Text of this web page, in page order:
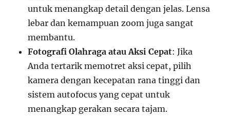
untuk menangkap detail dengan jelas. Lensa
lebar dan kemampuan zoom juga sangat
membantu.
Fotografi Olahraga atau Aksi Cepat: Jika
Anda tertarik memotret aksi cepat, pilih
kamera dengan kecepatan rana tinggi dan
sistem autofocus yang cepat untuk
menangkap gerakan secara tajam.